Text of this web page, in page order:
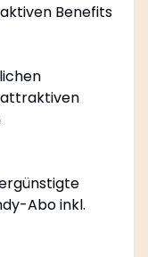
Benefits
Abo inkl.